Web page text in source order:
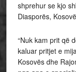
shprehur se kjo
Diasporës,
“Nuk kam prit që
kaluar pritjet e
Kosovës dhe